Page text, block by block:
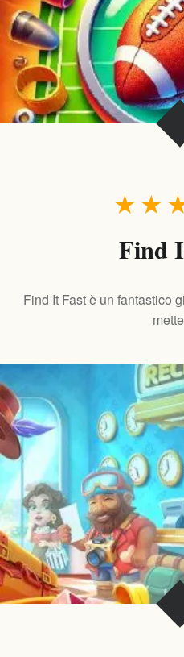
★
★
Find
Find It Fast è un fantastico